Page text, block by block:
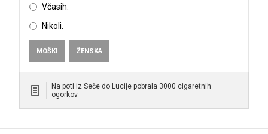
Včasih.
Nikoli.
MOŠKI ŽENSKA
Na poti iz Seče do Lucije pobrala 3000 cigaretnih
ogorkov